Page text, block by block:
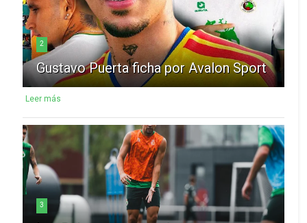
2
Gustavo Puerta ficha por Avalon Sport
Leer más
3